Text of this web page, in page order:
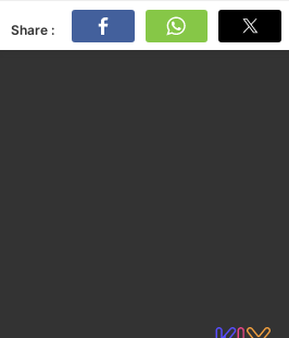
Share :